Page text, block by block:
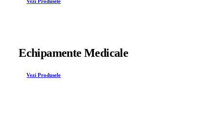
Echipamente Medicale
Vezi Produsele